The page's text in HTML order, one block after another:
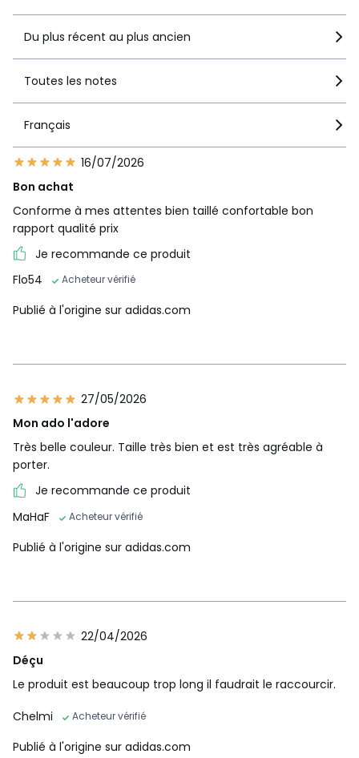
Du plus récent au plus ancien
Toutes les notes
Français
16/07/2026
Bon achat
Conforme à mes attentes bien taillé confortable bon
rapport qualité prix
Je recommande ce produit
Flo54
Acheteur vérifié
Publié à l'origine sur adidas.com
27/05/2026
Mon ado l'adore
Très belle couleur. Taille très bien et est très agréable à
porter.
Je recommande ce produit
MaHaF
Acheteur vérifié
Publié à l'origine sur adidas.com
22/04/2026
Déçu
Le produit est beaucoup trop long il faudrait le raccourcir.
Chelmi
Acheteur vérifié
Publié à l'origine sur adidas.com